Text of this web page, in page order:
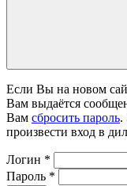
Если Вы на новом
Вам выдаётся
Вам сбросить пароль.
произвести вход в
Логин *
Пароль *